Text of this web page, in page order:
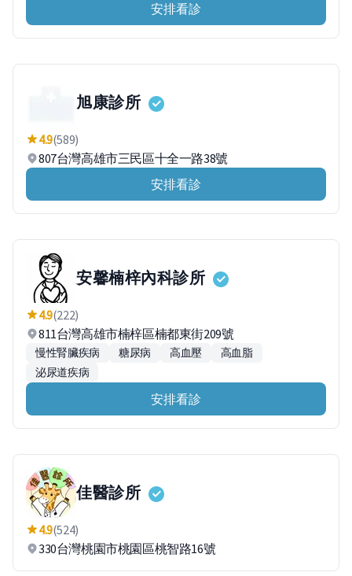
安排看診
旭康診所
4.9(589)
807台灣高雄市三民區十全一路38號
安排看診
安馨楠梓內科診所
4.9(222)
811台灣高雄市楠梓區楠都東街209號
慢性腎臟疾病 糖尿病 高血壓
高血脂
泌尿道疾病
安排看診
佳醫診所
4.9(524)
330台灣桃園市桃園區桃智路16號